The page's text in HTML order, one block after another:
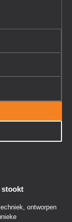
stookt
ontworpen